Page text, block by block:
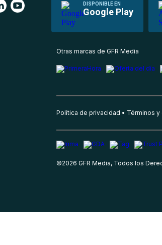
DISPONIBLE EN
Google Play
Otras marcas de GFR Media
Política de privacidad Términos
©2026 GFR Media, Todos los